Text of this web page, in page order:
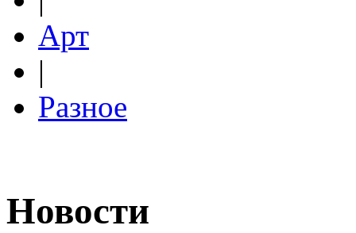
Арт
|
Разное
Новости